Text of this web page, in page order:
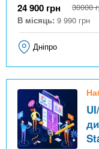
24 900 грн 30000
В місяць: 9 990 грн
Дніпро